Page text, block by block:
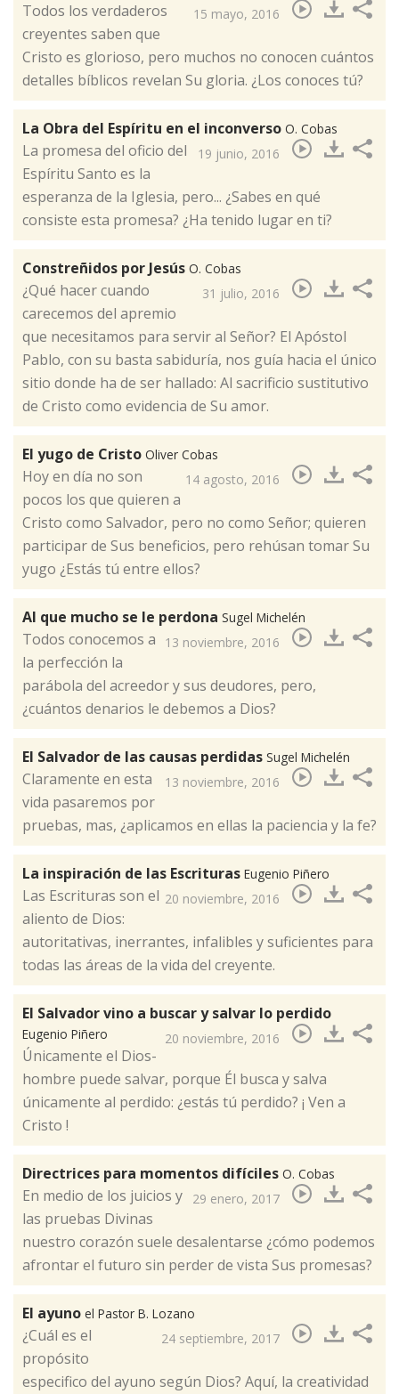
15 mayo, 2016
Todos los verdaderos
creyentes saben que
Cristo es glorioso,​ pero muchos no conocen cuántos
detalles bíblicos revelan Su gloria. ¿Los conoces tú?
La Obra del Espíritu en el inconverso O. Cobas
19 junio, 2016
La promesa del oficio del
Espíritu Santo es la
esperanza de la Iglesia, pero... ¿Sabes en qué
consiste esta promesa? ¿Ha tenido lugar en ti? ​
Constreñidos por Jesús O. Cobas
31 julio, 2016
¿Qué hacer cuando
carecemos del apremio
que necesitamos para servir al Señor? El Apóstol
Pablo, con su basta sabiduría, nos guía hacia el único
sitio donde ha de ser hallado: Al sacrificio sustitutivo
de Cristo como evidencia de Su amor​.
El yugo de Cristo Oliver Cobas
14 agosto, 2016
​Hoy en día no son
pocos los que quieren a
Cristo como Salvador, pero no como Señor; quieren
participar de Sus beneficios, pero rehúsan tomar Su
yugo ¿Estás tú entre ellos?
Al que mucho se le perdona Sugel Michelén
13 noviembre, 2016
Todos conocemos a
la perfección la
parábola del acreedor y sus deudores, pero,
¿cuántos denarios le debemos a Dios?​
El Salvador de las causas perdidas Sugel Michelén
13 noviembre, 2016
Claramente en esta
vida pasaremos por
pruebas, mas, ¿aplicamos en ellas la paciencia y la fe?​
La inspiración de las Escrituras Eugenio Piñero
20 noviembre, 2016
Las Escrituras son el
aliento de Dios:
autoritativas, inerrantes, infalibles y suficientes para
todas las áreas de la vida del creyente.​
El Salvador vino a buscar y salvar lo perdido
Eugenio Piñero 20 noviembre, 2016
Únicamente el Dios-
hombre puede salvar, porque Él busca y salva
únicamente al perdido: ¿estás tú perdido? ¡ Ven a
Cristo !​
Directrices para momentos difíciles O. Cobas
29 enero, 2017
En medio de los juicios y
las pruebas Divinas
nuestro corazón suele desalentarse ¿cómo podemos
afrontar el futuro sin perder de vista Sus promesas? ​
El ayuno el Pastor B. Lozano
24 septiembre, 2017
¿Cuál es el
propósito
especifico del ayuno según Dios? Aquí, la creatividad